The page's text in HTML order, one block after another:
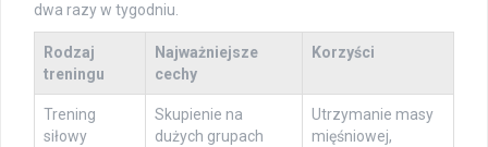
dwa razy w tygodniu.
Rodzaj
treningu
Najważniejsze
cechy
Korzyści
Trening
siłowy
Skupienie na
dużych grupach
Utrzymanie masy
mięśniowej,